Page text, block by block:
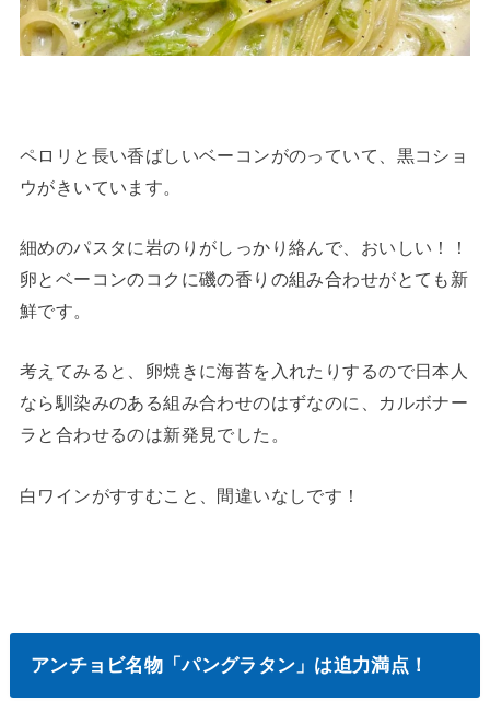
ペロリと長い香ばしいベーコンがのっていて、黒コショ
ウがきいています。
細めのパスタに岩のりがしっかり絡んで、おいしい！！
卵とベーコンのコクに磯の香りの組み合わせがとても新
鮮です。
考えてみると、卵焼きに海苔を入れたりするので日本人
なら馴染みのある組み合わせのはずなのに、カルボナー
ラと合わせるのは新発見でした。
白ワインがすすむこと、間違いなしです！
アンチョビ名物「パングラタン」は迫力満点！